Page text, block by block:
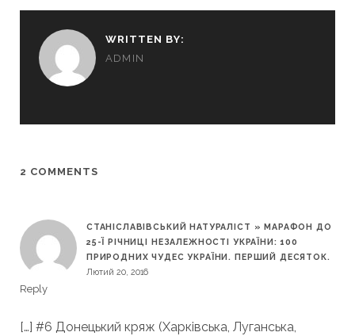
WRITTEN BY:
ADMIN
2 COMMENTS
СТАНІСЛАВІВСЬКИЙ НАТУРАЛІСТ » МАРАФОН ДО
25-Ї РІЧНИЦІ НЕЗАЛЕЖНОСТІ УКРАЇНИ: 100
ПРИРОДНИХ ЧУДЕС УКРАЇНИ. ПЕРШИЙ ДЕСЯТОК.
Лютий 20, 2016
Reply
[…] #6 Донецький кряж (Харківська, Луганська,